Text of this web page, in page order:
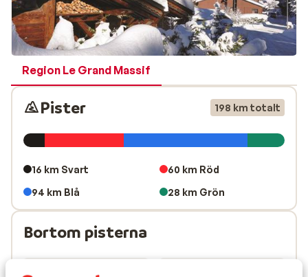
Region Le Grand Massif
Pister 198 km totalt
16 km Svart
60 km Röd
94 km Blå
28 km Grön
Bortom pisterna